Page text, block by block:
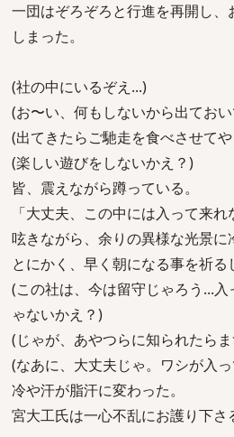
一団はぞろぞろと行進を再開し、
しまった。
(社の中にいるぞえ...)
(お〜い、何もしないから出てお
(出てきたらご馳走を食べさせて
(楽しい遊びをしないかえ？)
皆、震えながら蹲っている。
「大丈夫、この中には入って来れ
呟きながら、余りの異様な光景に
とにかく、早く朝になる事を祈る
(この社は、今は留守じゃろう...
ゃないかえ？)
(じゃが、あやつらに知られたら
(なあに、大丈夫じゃ。ワシが入
冷や汗が脂汗に変わった。
宮大工氏は一心不乱にお護り下さ